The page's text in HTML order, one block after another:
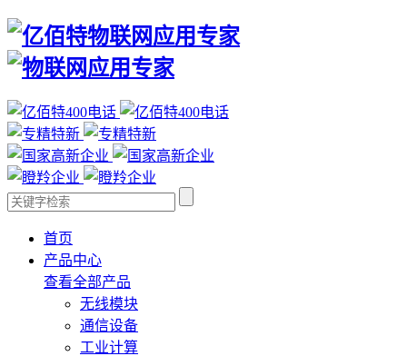
首页
产品中心
查看全部产品
无线模块
通信设备
工业计算